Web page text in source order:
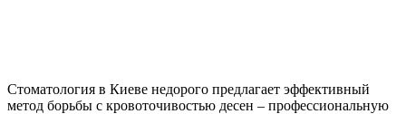
Стоматология в Киеве недорого предлагает эффективный
метод борьбы с кровоточивостью десен – профессиональную